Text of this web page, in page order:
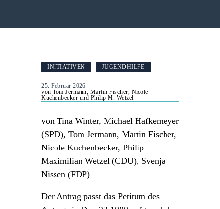
INITIATIVEN JUGENDHILFE
25. Februar 2026
von Tom Jermann, Martin Fischer, Nicole
Kuchenbecker und Philip M. Wetzel
von Tina Winter, Michael Hafkemeyer
(SPD), Tom Jermann, Martin Fischer,
Nicole Kuchenbecker, Philip
Maximilian Wetzel (CDU), Svenja
Nissen (FDP)
Der Antrag passt das Petitum des